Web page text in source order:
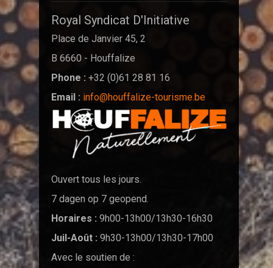
Royal Syndicat D'Initiative
Place de Janvier 45, 2
B 6660 - Houffalize
Phone : +32 (0)61 28 81 16
Email : info@houffalize-tourisme.be
Ouvert tous les jours.
7 dagen op 7 geopend.
Horaires : 9h00-13h00/13h30-16h30
Juil-Août : 9h30-13h00/13h30-17h00
Avec le soutien de :